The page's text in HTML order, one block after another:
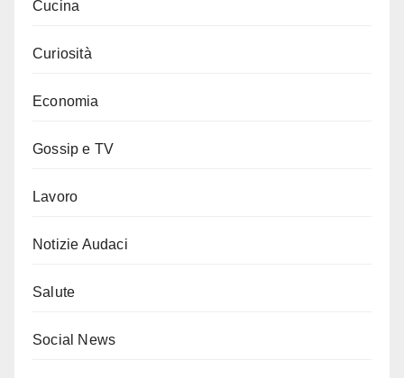
Cucina
Curiosità
Economia
Gossip e TV
Lavoro
Notizie Audaci
Salute
Social News